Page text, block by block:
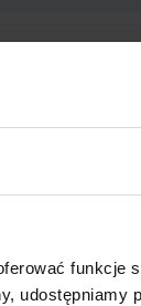
funkcje
udostępniamy
Skaner:
sporządzisz